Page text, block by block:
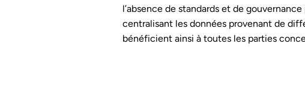
l’absence de standards et de
centralisant les données provenant de
bénéficient ainsi à toutes les parties